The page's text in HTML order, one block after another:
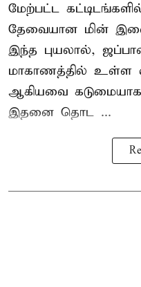
மேற்பட்ட
தேவையான மின்
இந்த புயலால்,
மாகாணத்தில் உள்ள
ஆகியவை
இதனை தொட ...